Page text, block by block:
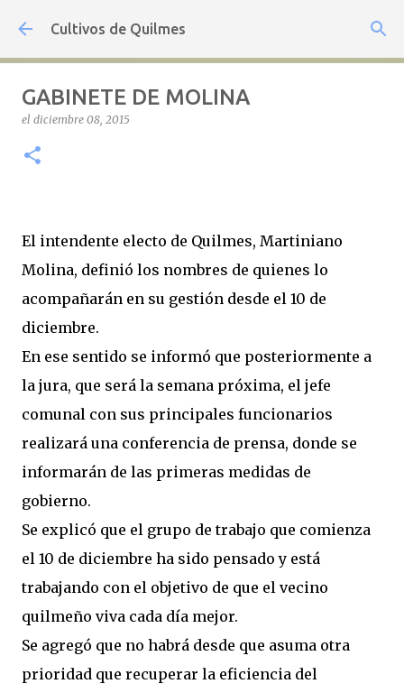
Ir al contenido principal
Cultivos de Quilmes
GABINETE DE MOLINA
el diciembre 08, 2015
El intendente electo de Quilmes, Martiniano
Molina, definió los nombres de quienes lo
acompañarán en su gestión desde el 10 de
diciembre.
En ese sentido se informó que posteriormente a
la jura, que será la semana próxima, el jefe
comunal con sus principales funcionarios
realizará una conferencia de prensa, donde se
informarán de las primeras medidas de
gobierno.
Se explicó que el grupo de trabajo que comienza
el 10 de diciembre ha sido pensado y está
trabajando con el objetivo de que el vecino
quilmeño viva cada día mejor.
Se agregó que no habrá desde que asuma otra
prioridad que recuperar la eficiencia del